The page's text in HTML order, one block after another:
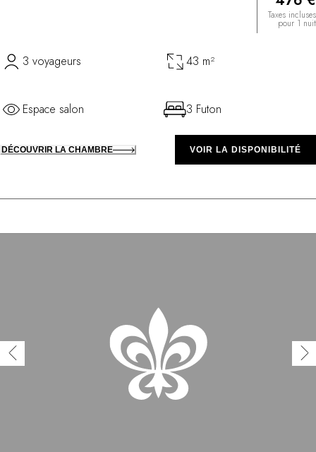
Taxes incluses
pour 1 nuit
3 voyageurs 43 m²
Espace salon 3 Futon
DÉCOUVRIR LA CHAMBRE VOIR LA DISPONIBILITÉ